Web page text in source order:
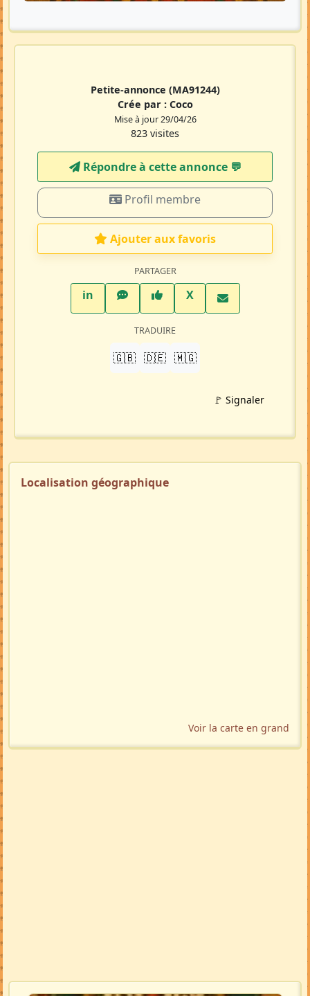
Petite-annonce (MA91244)
Crée par : Coco
Mise à jour 29/04/26
823 visites
Répondre à cette annonce 💬​
Profil membre
Ajouter aux favoris
PARTAGER
inLinkedInWhatsAppFacebook
XTwitter X
TRADUIRE
🇬🇧 🇩🇪 🇲🇬
🚩 Signaler
Localisation géographique
Voir la carte en grand